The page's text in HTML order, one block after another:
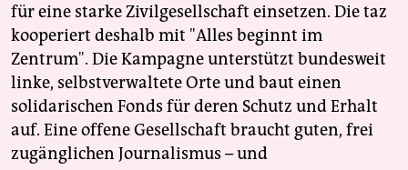
für eine starke Zivilgesellschaft einsetzen. Die taz
kooperiert deshalb mit "Alles beginnt im
Zentrum". Die Kampagne unterstützt bundesweit
linke, selbstverwaltete Orte und baut einen
solidarischen Fonds für deren Schutz und Erhalt
auf. Eine offene Gesellschaft braucht guten, frei
zugänglichen Journalismus – und